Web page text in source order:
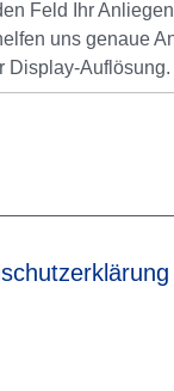
Feld Ihr
uns genaue
Display-Auflösung.
in einem